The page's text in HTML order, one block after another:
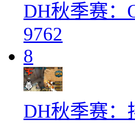
DH秋季赛：
9762
8
DH秋季赛：